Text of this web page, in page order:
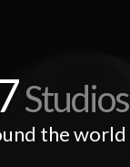
Studios
the world